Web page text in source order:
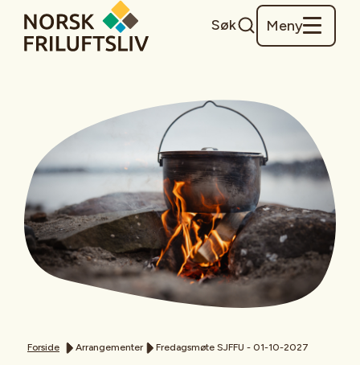
Søk Meny
Forside Arrangementer Fredagsmøte SJFFU - 01-10-2027